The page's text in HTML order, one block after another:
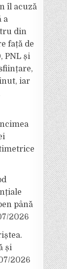
îl acuză
a
din
față de
PNL și
iar
până
2026
și
2026